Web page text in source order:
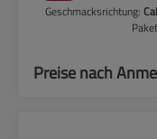
Geschmacksrichtung:
Preise nach